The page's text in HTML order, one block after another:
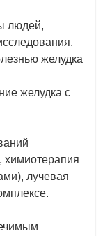
людей,
желудка
желудка с
химиотерапия
лучевая